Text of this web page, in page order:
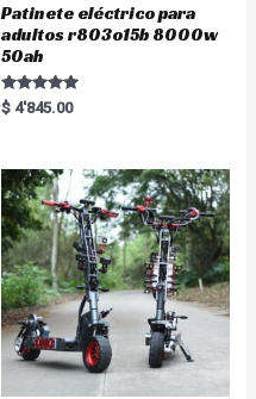
Patinete eléctrico para
adultos r803o15b 8000w
50ah
Rated
5.00
$ 4'845.00